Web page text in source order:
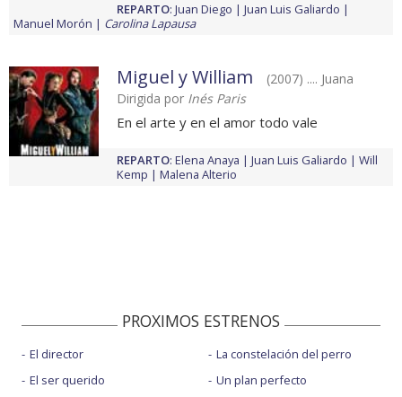
REPARTO: Juan Diego
Juan Luis Galiardo
Manuel Morón
Carolina Lapausa
Miguel y William
(2007) .... Juana
Dirigida por Inés Paris
En el arte y en el amor todo vale
REPARTO: Elena Anaya Juan Luis Galiardo
Will
Kemp
Malena Alterio
PROXIMOS ESTRENOS
El director
El ser querido
La constelación del perro
Un plan perfecto